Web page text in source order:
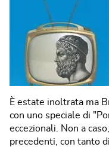
È estate inoltrata ma
con uno speciale di
eccezionali. Non a
precedenti, con tanto